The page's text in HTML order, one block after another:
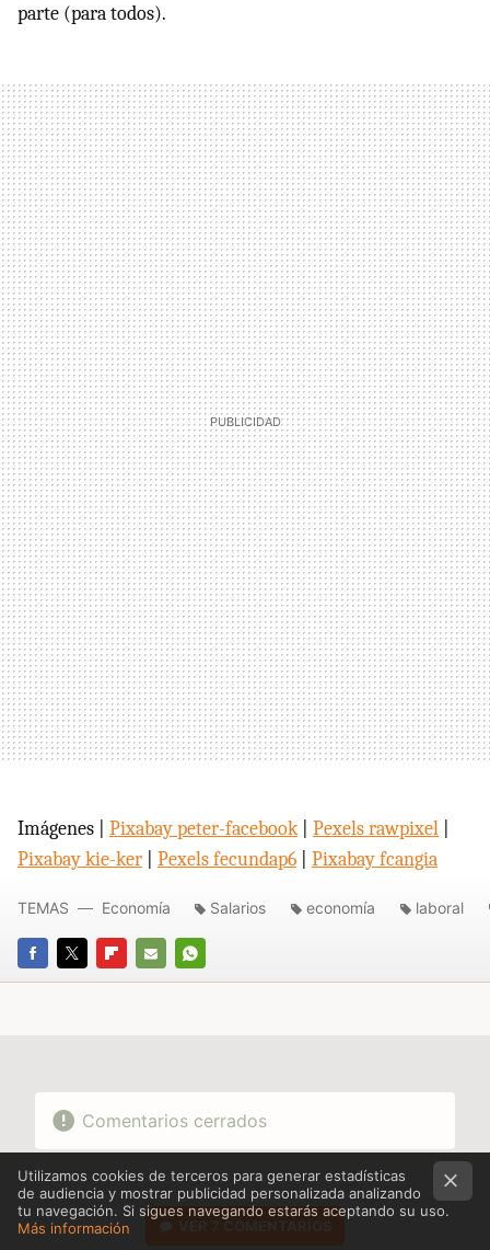
parte (para todos).
Imágenes | Pixabay peter-facebook| Pexels rawpixel
Pixabay kie-ker
Pexels fecundap6 Pixabay fcangia
FACEBOOK
TWITTERFLIPBOARD
E-
WHATSAPP
TEMAS Economía Salarios economía laboral
Comentarios cerrados
Utilizamos cookies de terceros para generar estadísticas
de audiencia y mostrar publicidad personalizada analizando
tu navegación. Si sigues navegando estarás aceptando su uso.
Más información